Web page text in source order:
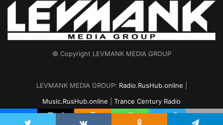
© Copyright LEVMANK MEDIA GROUP
LEVMANK MEDIA GROUP: Radio.RusHub.online
Music.RusHub.online
Trance Century Radio